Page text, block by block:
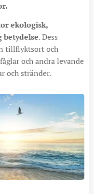
ekologisk,
betydelse. Dess
tillflyktsort och
och andra levande
och stränder.